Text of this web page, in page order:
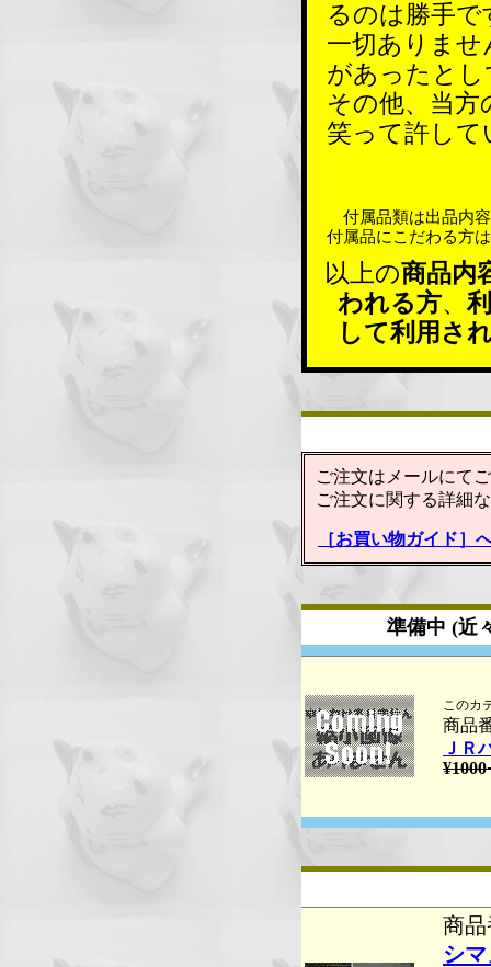
るのは勝手
一切ありませ
があったと
その他、当
笑って許して
付属品類は出品内
付属品にこだわる方
以上の商品内
われる方、
して利用さ
ご注文はメールにて
ご注文に関する詳細
［お買い物ガイド］
準備中 (近
このカ
商品
ＪＲ
商品
シ